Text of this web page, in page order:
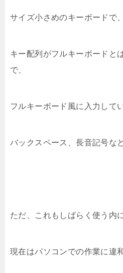
サイズ小さめのキーボードで、
キー配列がフルキーボードと
で、
フルキーボード風に入力して
バックスペース、長音記号な
ただ、これもしばらく使う内
現在はパソコンでの作業に違